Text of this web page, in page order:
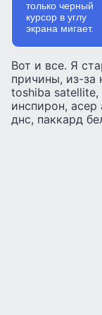
только черный
курсор в углу
экрана мигает.
Вот и все. Я
причины, из-за
toshiba satellite,
инспирон,
днс, паккард